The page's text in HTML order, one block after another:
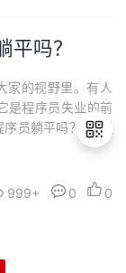
吗？
家的视野里。有人
是程序员失业的前
员躺平吗？01 程
是一项高门槛的技
代码却打破了这
用原型，甚至上线
999+ 0 0